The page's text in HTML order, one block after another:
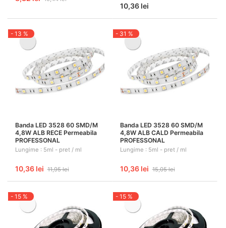
10,36 lei
- 13 %
Banda LED 3528 60 SMD/M
4,8W ALB RECE Permeabila
PROFESSONAL
Lungime : 5ml - pret / ml
10,36 lei 11,95 lei
- 31 %
Banda LED 3528 60 SMD/M
4,8W ALB CALD Permeabila
PROFESSONAL
Lungime : 5ml - pret / ml
10,36 lei 15,05 lei
- 15 % - 15 %